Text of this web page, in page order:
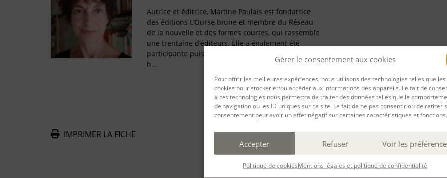
Gérer le consentement aux cookies
Pour offrir les meilleures expériences, nous utilisons des technologies telles que les
cookies pour stocker et/ou accéder aux informations des appareils. Le fait de
à ces technologies nous permettra de traiter des données telles que le
de navigation ou les ID uniques sur ce site. Le fait de ne pas consentir ou de retirer
consentement peut avoir un effet négatif sur certaines caractéristiques et fonctions.
Accepter Refuser Voir les
Politique de cookiesMentions légales et politique de confidentialité
Autrice et éditrice, Martine Paulais est fondatrice
des éditions L’Ourse brune et membre du Réseau
de la nouvelle et des formes courtes, qui rassemble
une trentaine d’éditeurs. Elle a également été
participante puis juré du concours de nouvelles 24
h…
IMPRIMER LA FICHE
PARTAGER
Dernière mise à jour : 16/09/2025